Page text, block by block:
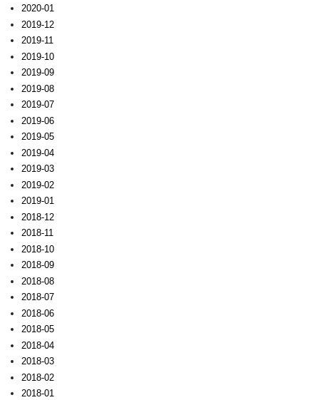
2020-01
2019-12
2019-11
2019-10
2019-09
2019-08
2019-07
2019-06
2019-05
2019-04
2019-03
2019-02
2019-01
2018-12
2018-11
2018-10
2018-09
2018-08
2018-07
2018-06
2018-05
2018-04
2018-03
2018-02
2018-01